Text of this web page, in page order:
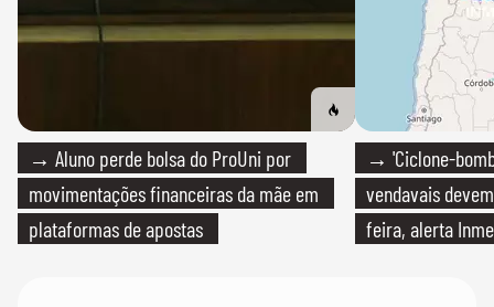
→ Aluno perde bolsa do ProUni por
movimentações financeiras da mãe em
plataformas de apostas
→ 'Ciclone-
vendavais
feira, alerta